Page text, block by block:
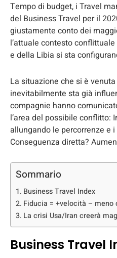
Tempo di budget, i Travel
del Business Travel per il
giustamente conto dei
l’attuale contesto
e della Libia si sta
La situazione che si è
inevitabilmente sta già
compagnie hanno
l’area del possibile conflitto:
allungando le percorrenze e
Conseguenza diretta?
Sommario
Business Travel Index
Fiducia = +velocità – meno
La crisi Usa/Iran creerà
Business Travel